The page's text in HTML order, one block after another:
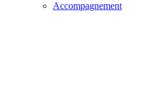
Accompagnement